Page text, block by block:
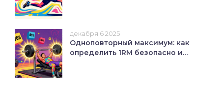
декабря 6 2025
Одноповторный максимум: как
определить 1RM безопасно и